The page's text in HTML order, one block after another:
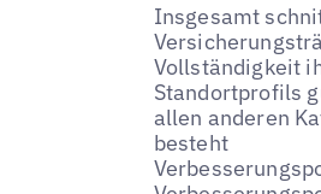
Insgesamt
Vollständigkeit
Standortprofils
allen anderen
besteht